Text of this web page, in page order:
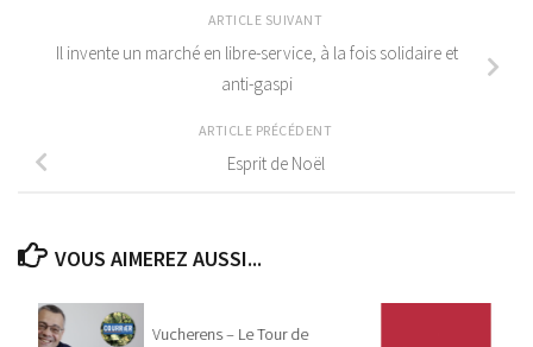
ARTICLE SUIVANT
Il invente un marché en libre-service, à la fois solidaire et
anti-gaspi
ARTICLE PRÉCÉDENT
Esprit de Noël
VOUS AIMEREZ AUSSI...
Vucherens – Le Tour de